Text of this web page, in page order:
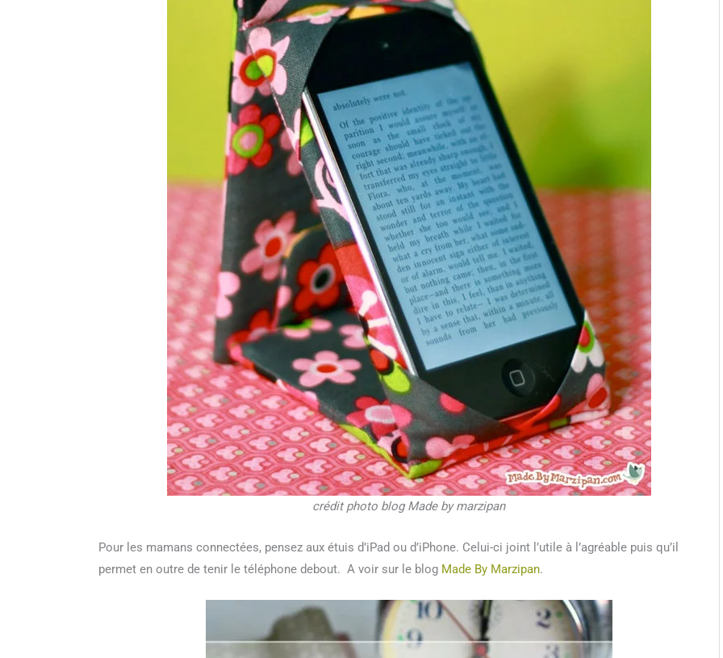
crédit photo blog Made by marzipan
Pour les mamans connectées, pensez aux étuis d’iPad ou d’iPhone. Celui-ci joint l’utile à l’agréable puis qu’il
permet en outre de tenir le téléphone debout. A voir sur le blog Made By Marzipan.